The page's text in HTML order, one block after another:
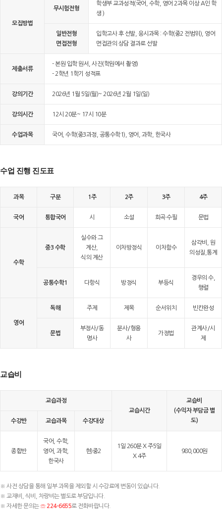
모집방법
무시험전형
학생부 교과성적(국어, 수학, 영어 2과목 이상 A인 학
생 )
일반전형
면접전형
입학고사 후 선발, 응시과목 : 수학(중2 전범위), 영어
면접관의 상담 결과로 선발
제출서류
- 본원 입학 원서, 사진(학원에서 촬영)
- 2학년 1학기 성적표
강의기간 2026년 1월 5일(월)~ 2026년 2월 1일(일)
강의시간 12시 20분~ 17시 10분
수업과목 국어, 수학(중3과정, 공통수학1), 영어, 과학, 한국사
수업 진행 진도표
과목 구분 1주 2주 3주 4주
국어 통합국어 시 소설 희곡·수필 문법
수학
중3 수학
실수와 그
계산,
식의 계산
이차방정식 이차함수
삼각비, 원
의성질,통계
공통수학1 다항식 방정식 부등식
경우의 수,
행렬
영어
독해 주제 제목 순서위치 빈칸완성
문법
부정사/동
명사
분사/형용
사
가정법
관계사/시
제
교습비
교습과정
교습시간
교습비
(수익자 부담금 별
도)
수강반 교습과목 수강대상
종합반
국어, 수학,
영어, 과학,
한국사
현)중2
1일 260분 X 주5일
X 4주
980,000원
※ 사전 상담을 통해 일부 과목을 제외할 시 수강료에 변동이 있습니다.
※ 교재비, 식비, 차량비는 별도로 부담입니다.
※ 자세한 문의는☏ 224-6655로 전화바랍니다.